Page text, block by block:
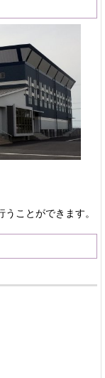
ことができます。